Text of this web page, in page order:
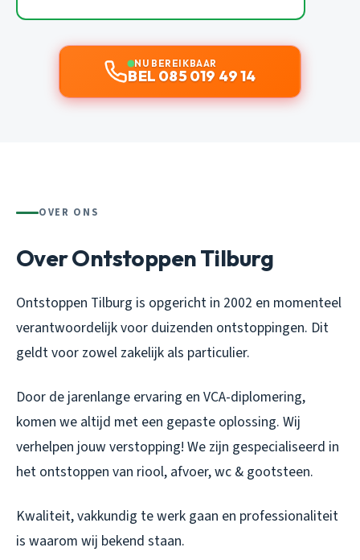
NU BEREIKBAAR
BEL 085 019 49 14
OVER ONS
Over Ontstoppen Tilburg
Ontstoppen Tilburg is opgericht in 2002 en momenteel
verantwoordelijk voor duizenden ontstoppingen. Dit
geldt voor zowel zakelijk als particulier.
Door de jarenlange ervaring en VCA-diplomering,
komen we altijd met een gepaste oplossing. Wij
verhelpen jouw verstopping! We zijn gespecialiseerd in
het ontstoppen van riool, afvoer, wc & gootsteen.
Kwaliteit, vakkundig te werk gaan en professionaliteit
is waarom wij bekend staan.